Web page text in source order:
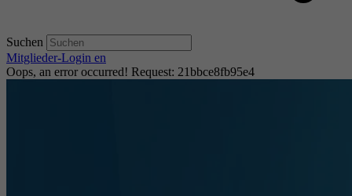
Suchen
Mitglieder-Login en
Oops, an error occurred! Request: 21bbce8fb95e4